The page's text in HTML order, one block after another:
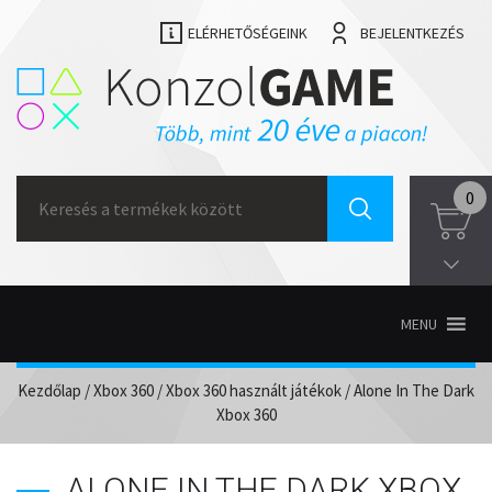
ELÉRHETŐSÉGEINK BEJELENTKEZÉS
for:
0
MENU
Kezdőlap /Xbox 360 /Xbox 360 használt játékok / Alone In The Dark
Xbox 360